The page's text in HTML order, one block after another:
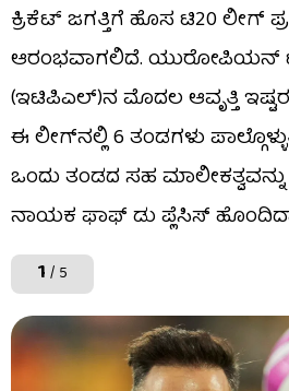
ಕ್ರಿಕೆಟ್ ಜಗತ್ತಿಗೆ ಹೊಸ ಟಿ20 ಲೀಗ್
ಆರಂಭವಾಗಲಿದೆ. ಯುರೋಪಿಯನ್
(ಇಟಿಪಿಎಲ್)ನ ಮೊದಲ ಆವೃತ್ತಿ
ಈ ಲೀಗ್​ನಲ್ಲಿ 6 ತಂಡಗಳು
ಒಂದು ತಂಡದ ಸಹ
ನಾಯಕ ಫಾಫ್ ಡು ಪ್ಲೆಸಿಸ್
1 / 5